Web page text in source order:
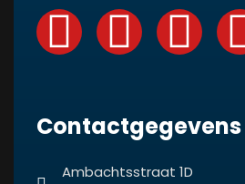
Contactgegevens
Ambachtsstraat 1D